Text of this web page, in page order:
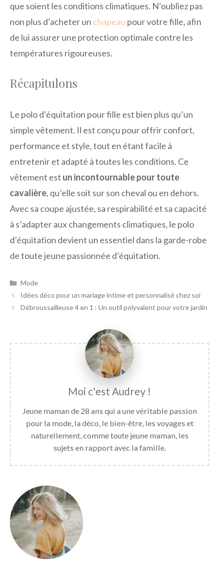
que soient les conditions climatiques. N’oubliez pas
non plus d’acheter un chapeau pour votre fille, afin
de lui assurer une protection optimale contre les
températures rigoureuses.
Récapitulons
Le polo d’équitation pour fille est bien plus qu’un
simple vêtement. Il est conçu pour offrir confort,
performance et style, tout en étant facile à
entretenir et adapté à toutes les conditions. Ce
vêtement est un incontournable pour toute
cavalière, qu’elle soit sur son cheval ou en dehors.
Avec sa coupe ajustée, sa respirabilité et sa capacité
à s’adapter aux changements climatiques, le polo
d’équitation devient un essentiel dans la garde-robe
de toute jeune passionnée d’équitation.
Catégories
Mode
Idées déco pour un mariage intime et personnalisé chez soi
Débroussailleuse 4 en 1 : Un outil polyvalent pour votre jardin
Audrey
Jeune maman de 28 ans qui a une véritable passion
pour la mode, la déco, le bien-être, les voyages et
naturellement, comme toute jeune maman, les
sujets en rapport avec la famille.